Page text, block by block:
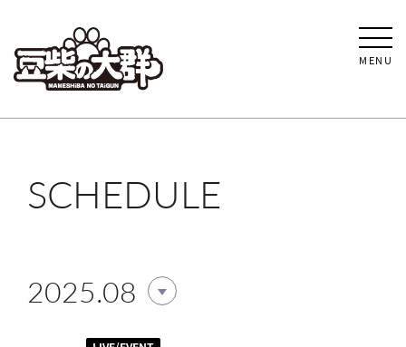
MENU
SCHEDULE
2025.08